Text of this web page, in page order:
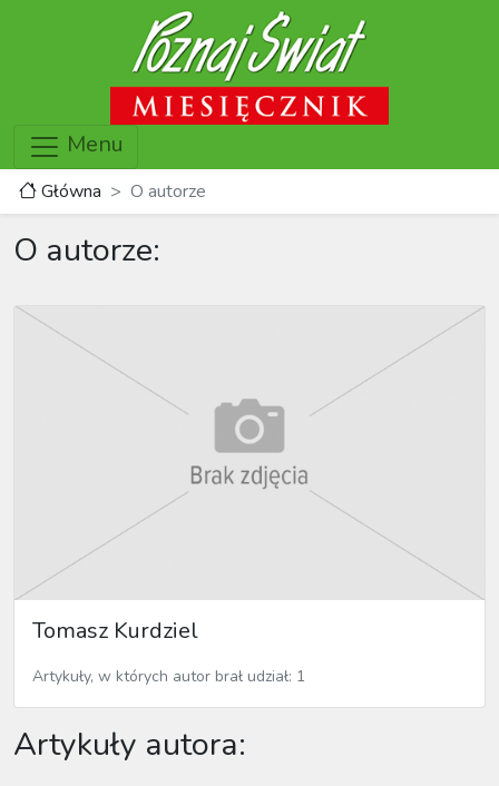
Menu
Główna O autorze
O autorze:
Tomasz Kurdziel
Artykuły, w których autor brał udział: 1
Artykuły autora: